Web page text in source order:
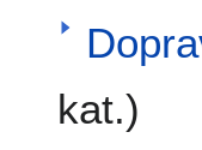
kat.)